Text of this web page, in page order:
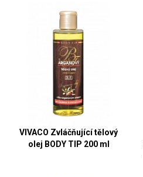
VIVACO Zvláčňující tělový
olej BODY TIP 200 ml